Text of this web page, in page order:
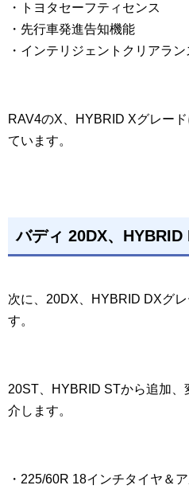
・トヨタセーフティセンス
・先行車発進告知機能
・インテリジェントクリアラ
RAV4のX、HYBRID Xグレー
ています。
バディ 20DX、
次に、20DX、HYBRID DXグ
す。
20ST、HYBRID STから追加
介します。
・225/60R 18インチタイヤ＆